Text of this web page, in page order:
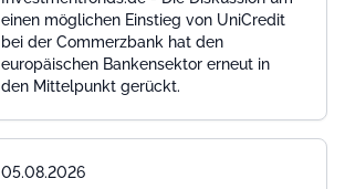
einen möglichen Einstieg von UniCredit
bei der Commerzbank hat den
europäischen Bankensektor erneut in
den Mittelpunkt gerückt.
05.08.2026